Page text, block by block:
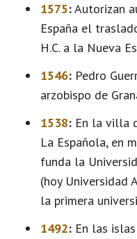
1575:Autorizan
España el
H.C. a la Nueva
1546: Pedro
arzobispo de
1538: En la villa
La Española, en
funda la
(hoy Universidad
la primera
1492: En las